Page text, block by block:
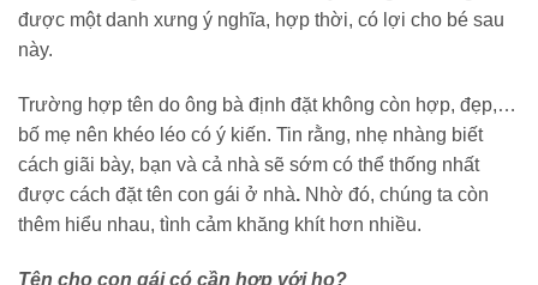
được một danh xưng ý nghĩa, hợp thời, có lợi cho bé sau
này.
Trường hợp tên do ông bà định đặt không còn hợp, đẹp,…
bố mẹ nên khéo léo có ý kiến. Tin rằng, nhẹ nhàng biết
cách giãi bày, bạn và cả nhà sẽ sớm có thể thống nhất
được cách đặt tên con gái ở nhà. Nhờ đó, chúng ta còn
thêm hiểu nhau, tình cảm khăng khít hơn nhiều.
Tên cho con gái có cần hợp với họ?